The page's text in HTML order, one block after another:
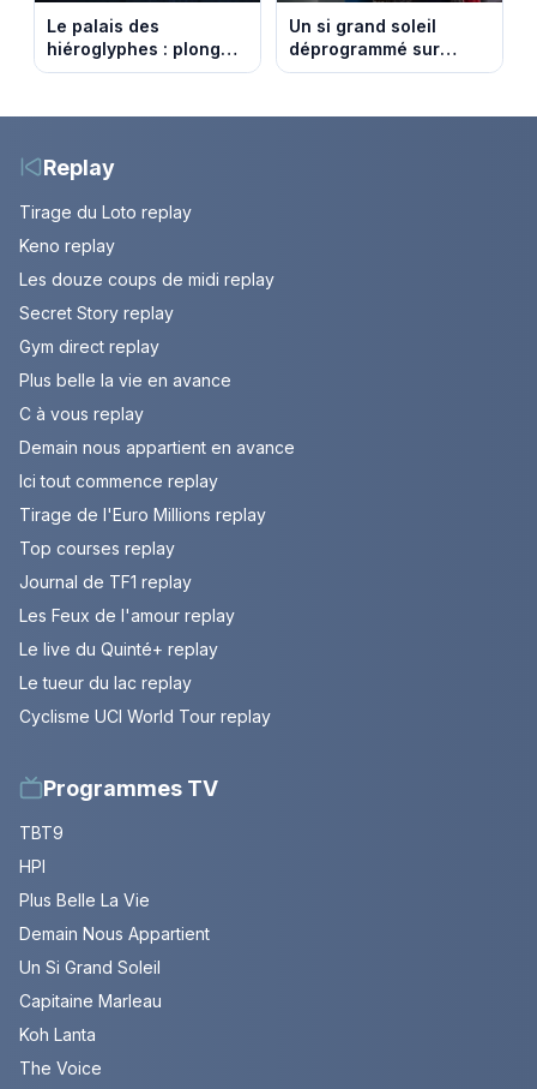
Le palais des
hiéroglyphes : plongez
dans la tombe
les archéologues
Un si grand soleil
déprogrammé sur
France 3 : cinq
diffusés le 13 août
Replay
Tirage du Loto replay
Keno replay
Les douze coups de midi replay
Secret Story replay
Gym direct replay
Plus belle la vie en avance
C à vous replay
Demain nous appartient en avance
Ici tout commence replay
Tirage de l'Euro Millions replay
Top courses replay
Journal de TF1 replay
Les Feux de l'amour replay
Le live du Quinté+ replay
Le tueur du lac replay
Cyclisme UCI World Tour replay
Programmes TV
TBT9
HPI
Plus Belle La Vie
Demain Nous Appartient
Un Si Grand Soleil
Capitaine Marleau
Koh Lanta
The Voice